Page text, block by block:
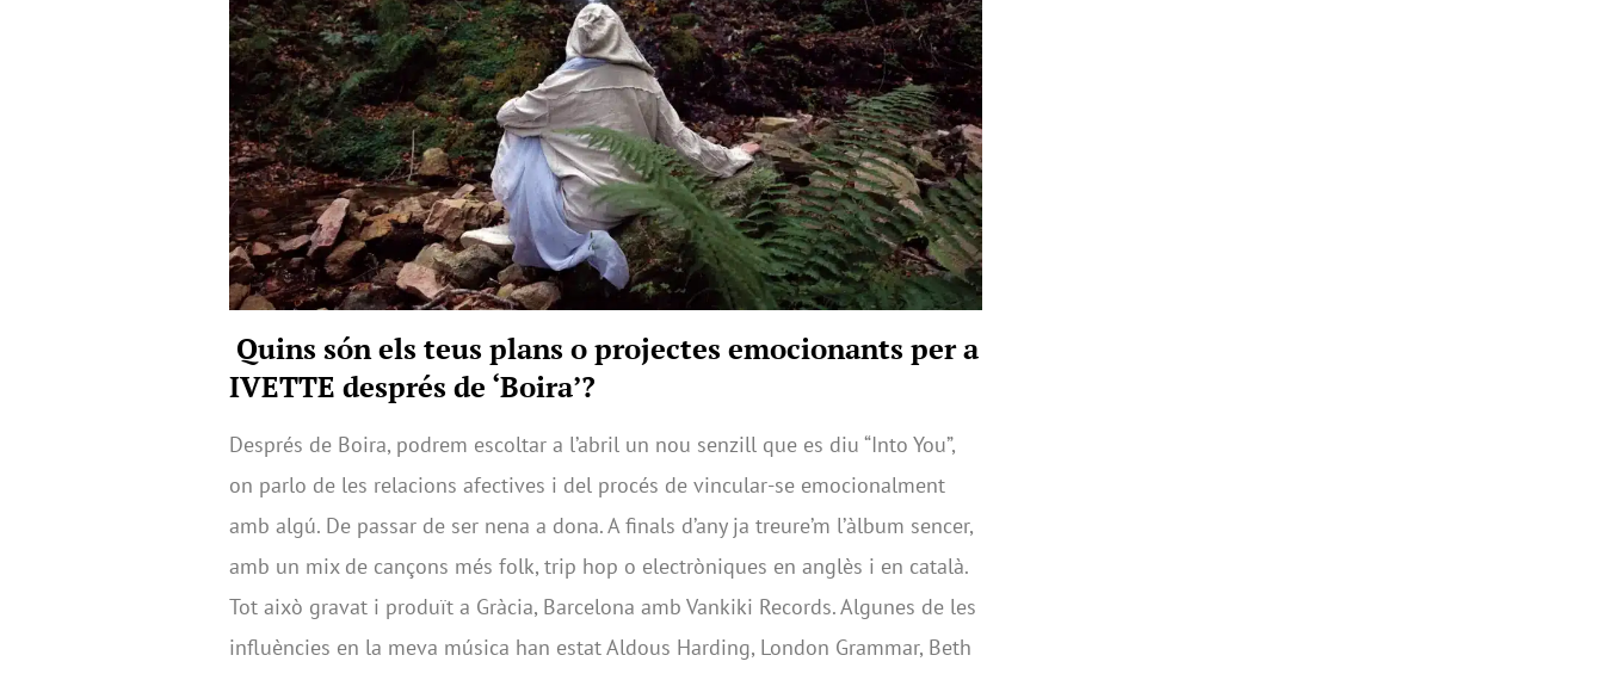
Quins són els teus plans o projectes emocionants per a
IVETTE després de ‘Boira’?
Després de Boira, podrem escoltar a l’abril un nou senzill que es diu “Into You”,
on parlo de les relacions afectives i del procés de vincular-se emocionalment
amb algú. De passar de ser nena a dona. A finals d’any ja treure’m l’àlbum sencer,
amb un mix de cançons més folk, trip hop o electròniques en anglès i en català.
Tot això gravat i produït a Gràcia, Barcelona amb Vankiki Records. Algunes de les
influències en la meva música han estat Aldous Harding, London Grammar, Beth